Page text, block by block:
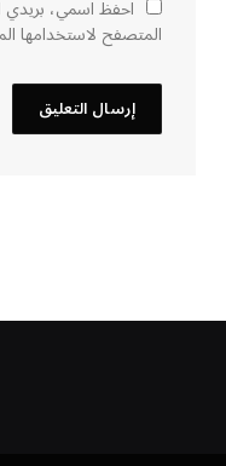
احفظ اسمي، بريدي
المتصفح لاستخدامها